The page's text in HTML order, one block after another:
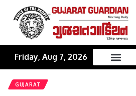
Friday, Aug 7, 2026
GUJARAT